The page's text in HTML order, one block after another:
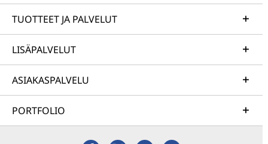
TUOTTEET JA PALVELUT
LISÄPALVELUT
ASIAKASPALVELU
PORTFOLIO